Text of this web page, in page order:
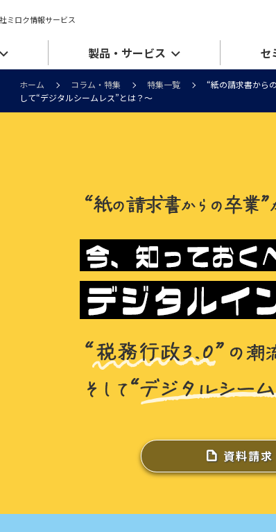
ミロク情報サービス
製品・サービス セ
ホーム コラム・特集 特集一覧
“紙の請求書から
して“デジタルシームレス”とは？～
資料請求